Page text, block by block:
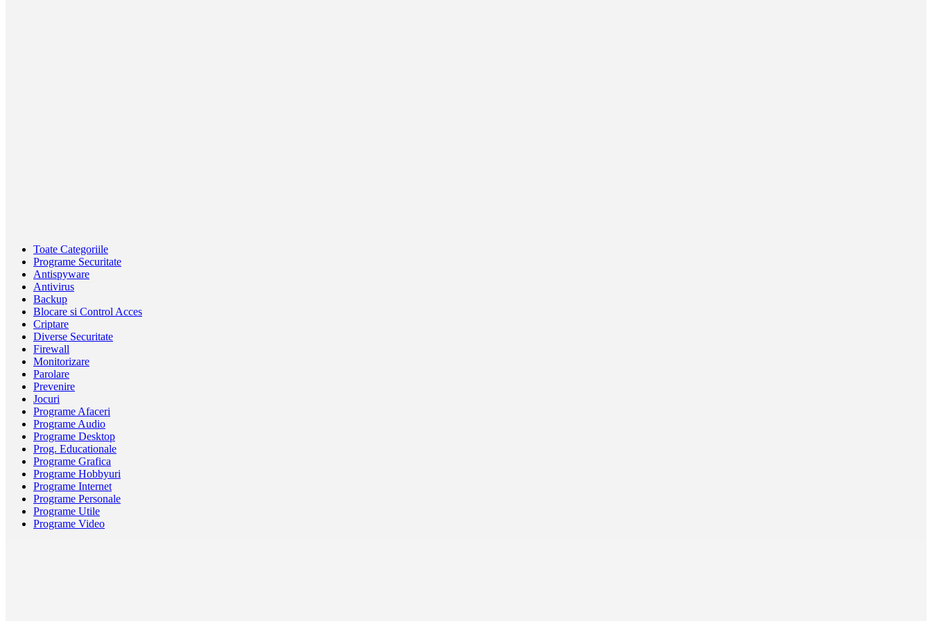
Toate Categoriile
Programe Securitate
Antispyware
Antivirus
Backup
Blocare si Control Acces
Criptare
Diverse Securitate
Firewall
Monitorizare
Parolare
Prevenire
Jocuri
Programe Afaceri
Programe Audio
Programe Desktop
Prog. Educationale
Programe Grafica
Programe Hobbyuri
Programe Internet
Programe Personale
Programe Utile
Programe Video